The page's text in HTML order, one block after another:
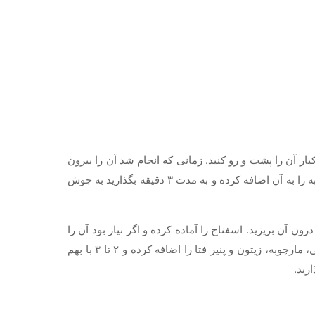
که مرینیت آماده شد آن را بر روی باربیکیو به مدت ۱۴ تا ۱۸ دقیقه بگذارید بپزد و یکبار آن را پشت و رو کنید. زمانی که انجام شد آن را بیرون
آورده و آن را تکه کنید. درون یک ماهی تابه بزگ آب را تا نصفه پر کرده و بگذارید بر روی یک حرارت زیاد به جوش آید. زمانی که به جوش آمد مارچوبه را به آن اضافه کرده و به مدت ۳ دقیقه بگذارید به جوش
آن بریزید. اسفناج را آماده کرده و اگر نیاز بود آن را
را به آن اضافه کنید. سپس گوجه فرنگی، مارچوبه، زیتون و پنیر فتا را اضافه کرده و ۲ تا ۳ با بهم